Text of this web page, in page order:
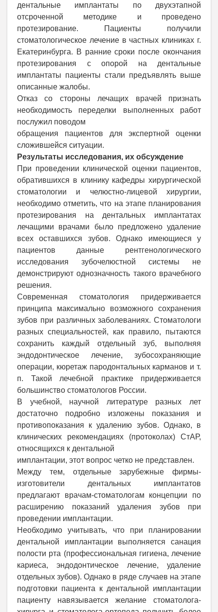
дентальные имплантаты по двухэтапной
отсроченной методике и проведено
протезирование. Пациенты получили
стоматологическое лечение в частных клиниках г.
Екатеринбурга. В ранние сроки после окончания
протезирования с опорой на дентальные
имплантаты пациенты стали предъявлять выше
описанные жалобы.
Отказ со стороны лечащих врачей признать
необходимость переделки выполненных работ
послужил поводом
обращения пациентов для экспертной оценки
сложившейся ситуации.
Результаты исследования, их обсуждение
При проведении клинической оценки пациентов,
обратившихся в клинику кафедры хирургической
стоматологии и челюстно-лицевой хирургии,
необходимо отметить, что на этапе планирования
протезирования на дентальных имплантатах
лечащими врачами было предложено удаление
всех оставшихся зубов. Однако имеющиеся у
пациентов данные рентгенологического
исследования зубочелюстной системы не
демонстрируют однозначность такого врачебного
решения.
Современная стоматология придерживается
принципа максимально возможного сохранения
зубов при различных заболеваниях. Стоматологи
разных специальностей, как правило, пытаются
сохранить каждый отдельный зуб, выполняя
эндодонтическое лечение, зубосохраняющие
операции, кюретаж пародонтальных карманов и т.
п. Такой лечебной практике придерживается
большинство стоматологов России.
В учебной, научной литературе разных лет
достаточно подробно изложены показания и
противопоказания к удалению зубов. Однако, в
клинических рекомендациях (протоколах) СтАР,
относящихся к дентальной
имплантации, этот вопрос четко не представлен.
Между тем, отдельные зарубежные фирмы-
изготовители дентальных имплантатов
предлагают врачам-стоматологам концепции по
расширению показаний удаления зубов при
проведении имплантации.
Необходимо учитывать, что при планировании
дентальной имплантации выполняется санация
полости рта (профессиональная гигиена, лечение
кариеса, эндодонтическое лечение, удаление
отдельных зубов). Однако в ряде случаев на этапе
подготовки пациента к дентальной имплантации
пациенту навязывается желание стоматолога-